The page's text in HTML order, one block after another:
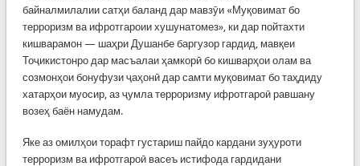
байналмилалии сатҳи баланд дар мавзӯи «Муқовимат бо
терроризм ва ифротгароии хушунатомез», ки дар пойтахти
кишварамон — шаҳри Душанбе баргузор гардид, мавқеи
Тоҷикистонро дар масъалаи ҳамкорӣ бо кишварҳои олам ва
созмонҳои бонуфузи ҷаҳонӣ дар самти муқовимат бо таҳдиду
хатарҳои муосир, аз ҷумла терроризму ифротгароӣ равшану
возеҳ баён намудам.
Яке аз омилҳои торафт густариш пайдо кардани зуҳуроти
терроризм ва ифротгароӣ васеъ истифода гардидани